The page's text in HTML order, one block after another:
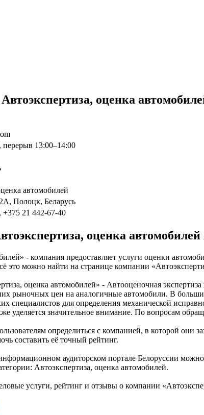
оценка
перерыв 13:00–14:00
автомобилей
Полоцк, Беларусь
+375 21 442-67-40
оценка
- компания предоставляет услуги оценки
это можно найти на странице компании
оценка автомобилей» - Автооценочная
рыночных цен на аналогичные автомобили. В
специалистов для определения механической
уделяется значительное внимание. По вопросам
определиться с компанией, в которой они
составить её точный рейтинг.
аудиторском портале Белоруссии
Автоэкспертиза, оценка автомобилей.
услуги, рейтинг и отзывы о компании